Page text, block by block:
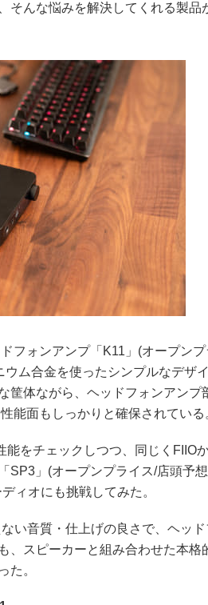
そんな悩みを解決してくれる製品
フォンアンプ「K11」(オープンプ
ム合金を使ったシンプルなデザ
筐体ながら、ヘッドフォンアンプ
能面もしっかりと確保されている
をチェックしつつ、同じくFIIO
SP3」(オープンプライス/店頭予
ィオにも挑戦してみた。
い音質・仕上げの良さで、ヘッド
、スピーカーと組み合わせた本格
た。